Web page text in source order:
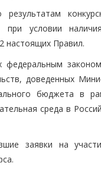
при условии
настоящих Правил.
федеральным
доведенных
бюджета в
среда в
заявки на